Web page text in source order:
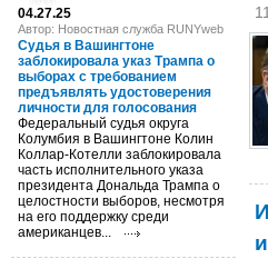
04.27.25
Автор: Новостная служба RUNYweb
Судья в Вашингтоне
заблокировала указ Трампа о
выборах с требованием
предъявлять удостоверения
личности для голосования
Федеральный судья округа
Колумбия в Вашингтоне Колин
Коллар-Котелли заблокировала
часть исполнительного указа
президента Дональда Трампа о
целостности выборов, несмотря
на его поддержку среди
американцев...